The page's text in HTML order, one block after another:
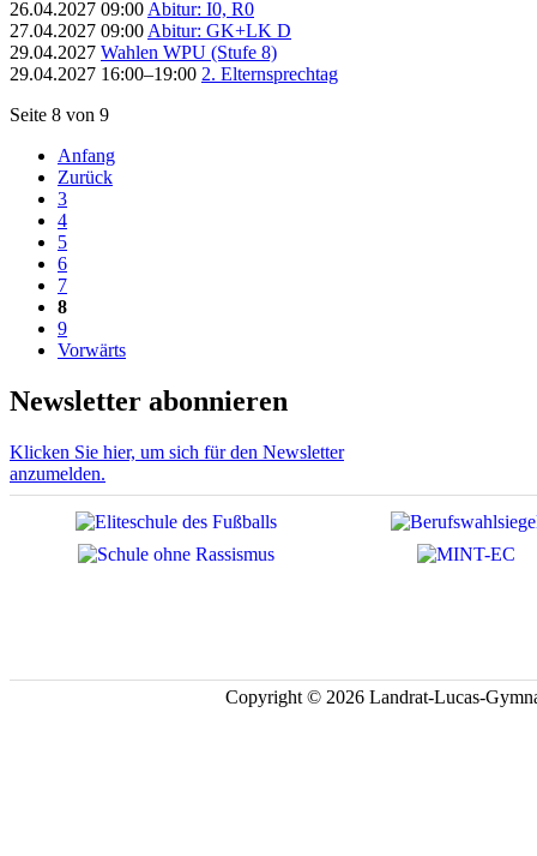
26.04.2027 09:00 Abitur: I0, R0
27.04.2027 09:00 Abitur: GK+LK D
29.04.2027 Wahlen WPU (Stufe 8)
29.04.2027 16:00–19:00 2. Elternsprechtag
Seite 8 von 9
Anfang
Zurück
3
4
5
6
7
8
9
Vorwärts
Newsletter abonnieren
Klicken Sie hier, um sich für den Newsletter
anzumelden.
Copyright © 2026 Landrat-Lucas-